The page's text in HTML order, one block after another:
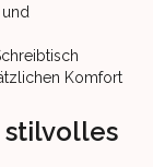
Komfort
stilvolles